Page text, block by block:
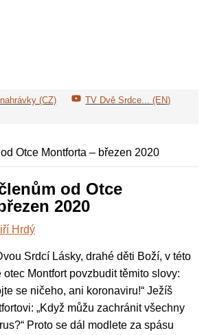
(CZ) TV Dvě Srdce... (EN)
Otce Montforta – březen 2020
od Otce
2020
Hrdý
Srdcí Lásky, drahé děti Boží, v této
Montfort povzbudit těmito slovy:
se ničeho, ani koronaviru!“ Ježíš
„Když můžu zachránit všechny
Proto se dál modlete za spásu